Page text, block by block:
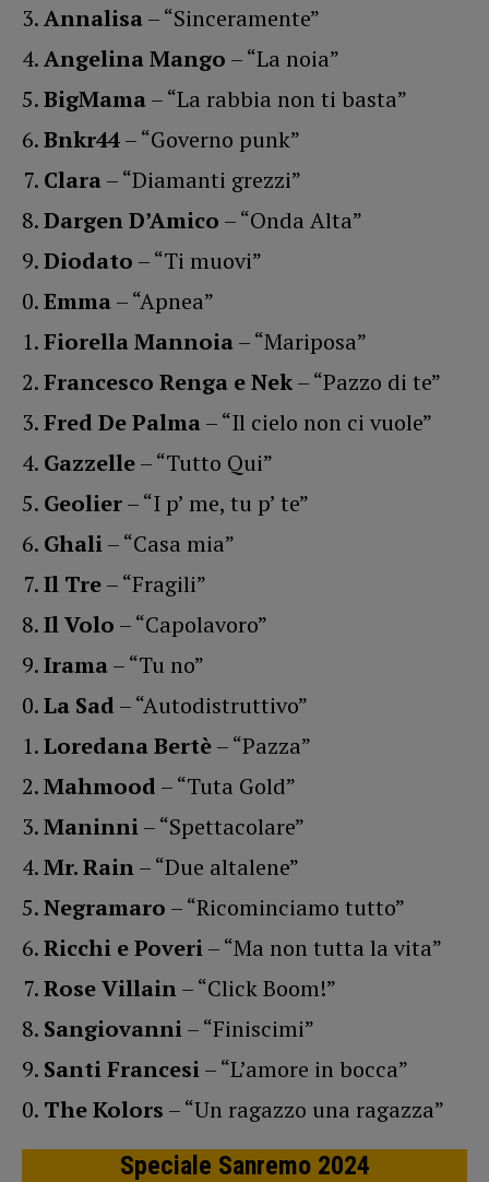
Annalisa– “Sinceramente”
Angelina Mango – “La noia”
BigMama– “La rabbia non ti basta”
Bnkr44– “Governo punk”
Clara– “Diamanti grezzi”
Dargen D’Amico – “Onda Alta”
Diodato – “Ti muovi”
Emma– “Apnea”
Fiorella Mannoia– “Mariposa”
Francesco Renga e Nek– “Pazzo di te”
Fred De Palma– “Il cielo non ci vuole”
Gazzelle– “Tutto Qui”
Geolier– “I p’ me, tu p’ te”
Ghali– “Casa mia”
Il Tre– “Fragili”
Il Volo – “Capolavoro”
Irama– “Tu no”
La Sad – “Autodistruttivo”
Loredana Bertè– “Pazza”
Mahmood – “Tuta Gold”
Maninni– “Spettacolare”
Mr. Rain– “Due altalene”
Negramaro – “Ricominciamo tutto”
Ricchi e Poveri– “Ma non tutta la vita”
Rose Villain– “Click Boom!”
Sangiovanni– “Finiscimi”
Santi Francesi– “L’amore in bocca”
The Kolors – “Un ragazzo una ragazza”
Speciale Sanremo 2024